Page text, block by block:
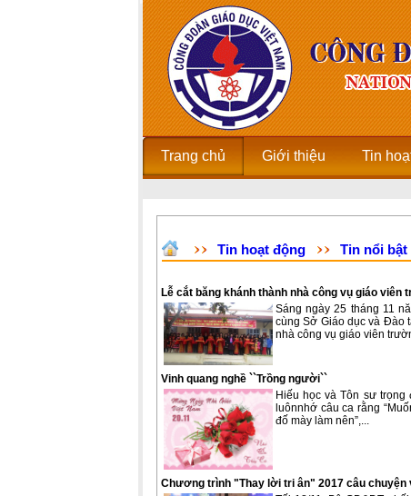
Trang chủ Giới thiệu Tin
Tin hoạt động Tin nổi bật
Lễ cắt băng khánh thành nhà công vụ giáo viên
Sáng ngày 25 tháng 11
cùng Sở Giáo dục và Đào
nhà công vụ giáo viên
Vinh quang nghề ``Trồng người``
Hiếu học và Tôn sư
luônnhớ câu ca rằng
đố mày làm nên”,...
Chương trình "Thay lời tri ân" 2017 câu chuyện